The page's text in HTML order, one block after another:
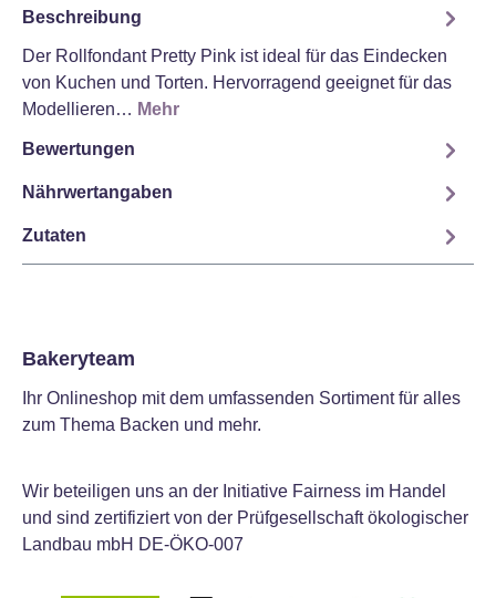
Beschreibung
Der Rollfondant Pretty Pink ist ideal für das Eindecken
von Kuchen und Torten. Hervorragend geeignet für das
Modellieren… Mehr
Bewertungen
Nährwertangaben
Zutaten
Bakeryteam
Ihr Onlineshop mit dem umfassenden Sortiment für alles
zum Thema Backen und mehr.
Wir beteiligen uns an der Initiative Fairness im Handel
und sind zertifiziert von der Prüfgesellschaft ökologischer
Landbau mbH DE-ÖKO-007